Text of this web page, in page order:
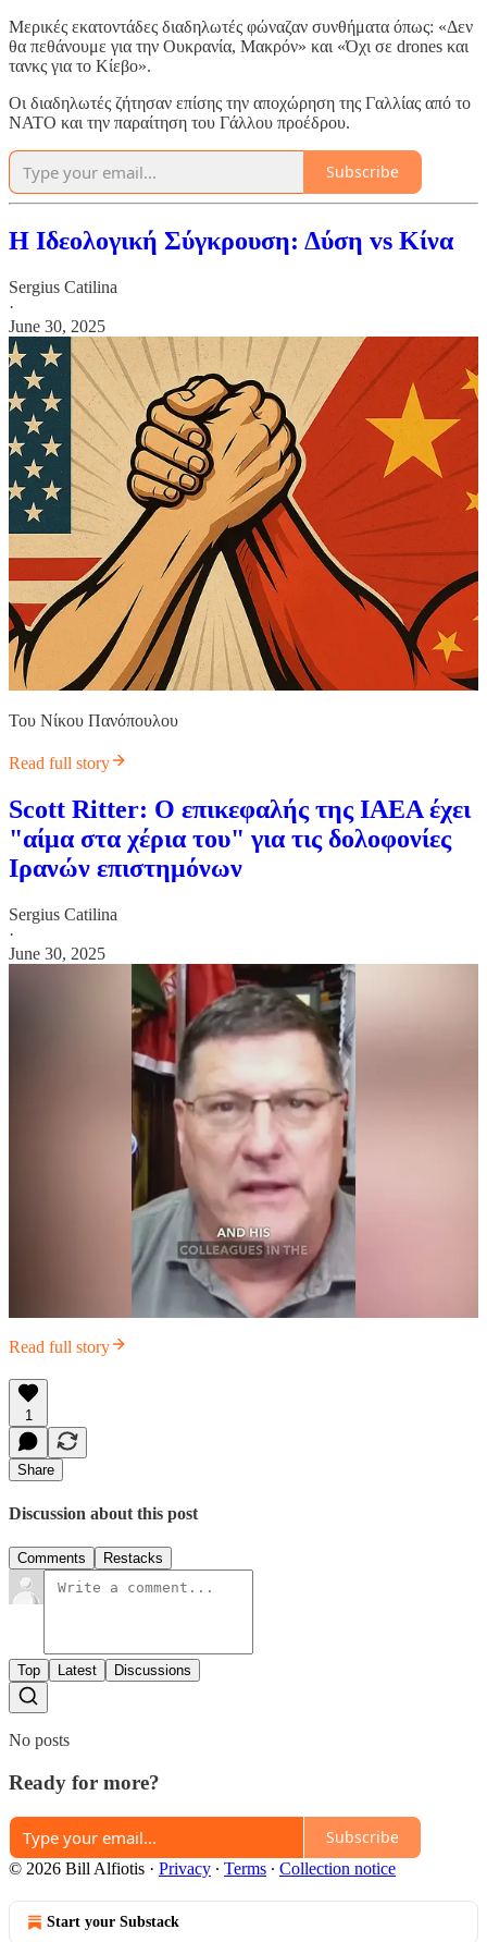
Μερικές εκατοντάδες διαδηλωτές φώναζαν συνθήματα όπως: «Δεν
θα πεθάνουμε για την Ουκρανία, Μακρόν» και «Όχι σε drones και
τανκς για το Κίεβο».
Οι διαδηλωτές ζήτησαν επίσης την αποχώρηση της Γαλλίας από το
ΝΑΤΟ και την παραίτηση του Γάλλου προέδρου.
Subscribe
Η Ιδεολογική Σύγκρουση: Δύση vs Κίνα
Sergius Catilina
·
June 30, 2025
Του Νίκου Πανόπουλου
Read full story
Scott Ritter: Ο επικεφαλής της ΙΑΕΑ έχει
"αίμα στα χέρια του" για τις δολοφονίες
Ιρανών επιστημόνων
Sergius Catilina
·
June 30, 2025
Read full story
1
Share
Discussion about this post
Comments Restacks
Top Latest Discussions
No posts
Ready for more?
Subscribe
© 2026 Bill Alfiotis · Privacy ∙ Terms ∙ Collection notice
Start your Substack